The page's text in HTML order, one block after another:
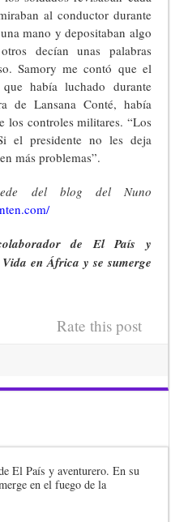
al conductor durante
mano y depositaban algo
decían unas palabras
Samory me contó que el
había luchado durante
de Lansana Conté, había
los controles militares. “Los
el presidente no les deja
más problemas”.
del blog del Nuno
de El País y
en África y se sumerge
Rate this post
El País y aventurero. En su
en el fuego de la